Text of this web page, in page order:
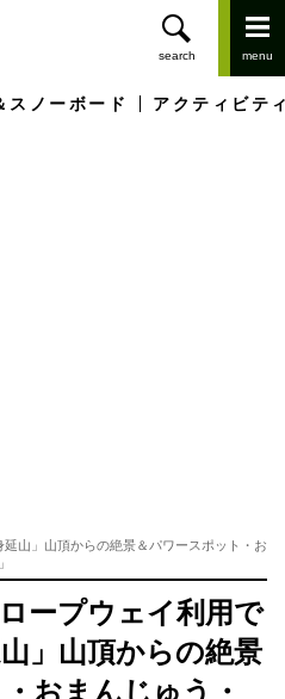
スノーボード アクティビテ
山」山頂からの絶景＆パワースポット・お
ープウェイ利用で
」山頂からの絶景
おまんじゅう・